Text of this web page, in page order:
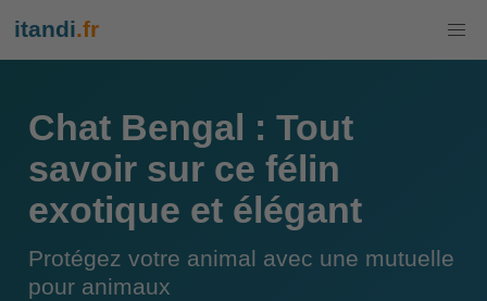
itandi.fr
Chat Bengal : Tout
savoir sur ce félin
exotique et élégant
Protégez votre animal avec une mutuelle
pour animaux